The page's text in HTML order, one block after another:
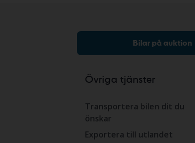
Bilar på auktion
Övriga tjänster
Transportera bilen dit du
önskar
Exportera till utlandet